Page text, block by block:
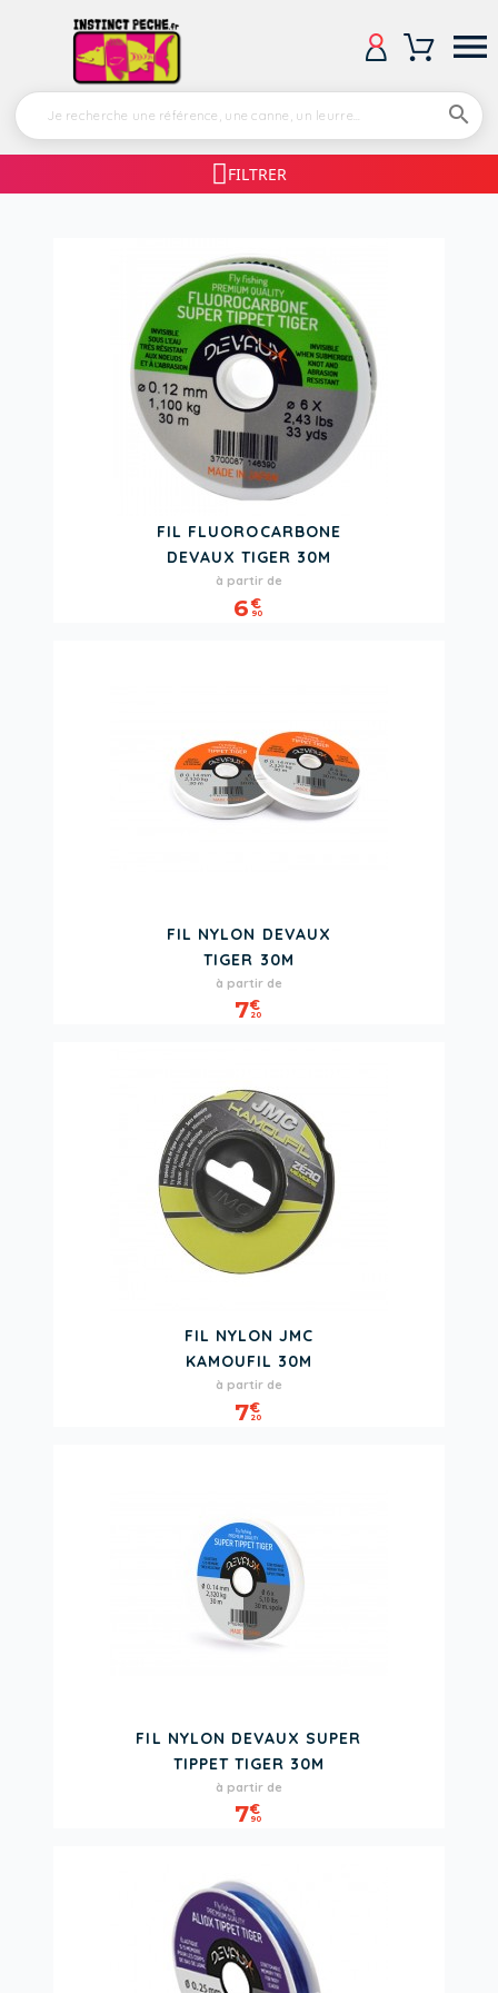


FILTRER
FIL FLUOROCARBONE
DEVAUX TIGER 30M
Prix
à partir de
6€
90
FIL NYLON DEVAUX
TIGER 30M
Prix
à partir de
7€
20
FIL NYLON JMC
KAMOUFIL 30M
Prix
à partir de
7€
20
FIL NYLON DEVAUX SUPER
TIPPET TIGER 30M
Prix
à partir de
7€
90